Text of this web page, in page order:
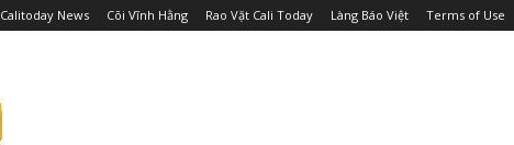
Calitoday News Cõi Vĩnh Hằng Rao Vặt Cali Today Làng Báo Việt Terms of Use